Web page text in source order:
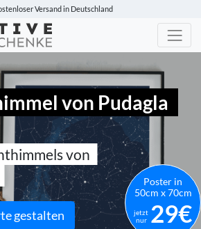
Versand in Deutschland
Kreative-Fotogeschenke.de
von Pudagla
von
gestalten
Poster in
50cm x 70cm
jetzt
nur 29€